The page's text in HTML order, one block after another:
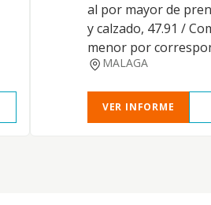
al por mayor de
y calzado, 47.91 /
menor por
MALAGA
VER INFORME